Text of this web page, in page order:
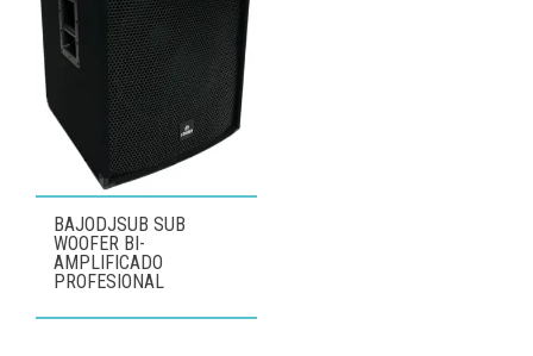
BAJODJSUB SUB
WOOFER BI-
AMPLIFICADO
PROFESIONAL